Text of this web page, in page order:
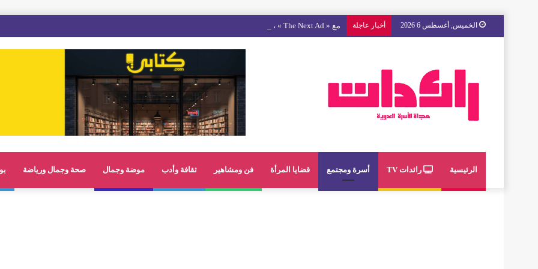
الخميس, أغسطس 6 2026 أخبار عاجلة مع « The Next Ad » ، إنوي يُسند حملته الإعلانية المقبلة إلى الشباب المغربي
الرئيسية رائدات TV أسرة ومجتمع قضايا المرأة فن ومشاهير ثقافة وأدب موضة وجمال صحة وجمال ورياضة